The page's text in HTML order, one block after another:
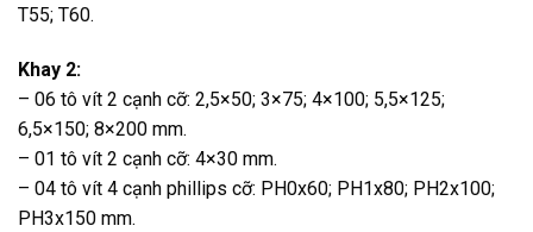
T55; T60.
Khay 2:
– 06 tô vít 2 cạnh cỡ: 2,5×50; 3×75; 4×100; 5,5×125;
6,5×150; 8×200 mm.
– 01 tô vít 2 cạnh cỡ: 4×30 mm.
– 04 tô vít 4 cạnh phillips cỡ: PH0x60; PH1x80; PH2x100;
PH3x150 mm.